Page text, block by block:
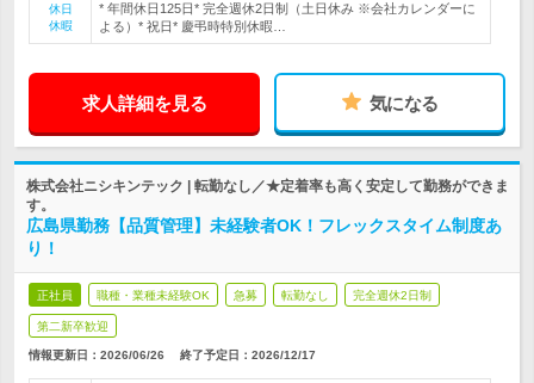
休日
休暇
* 年間休日125日* 完全週休2日制（土日休み ※会社カレンダーに
よる）* 祝日* 慶弔時特別休暇…
求人詳細を見る 気になる
株式会社ニシキンテック | 転勤なし／★定着率も高く安定して勤務ができま
す。
広島県勤務【品質管理】未経験者OK！フレックスタイム制度あ
り！
正社員 職種・業種未経験OK 急募 転勤なし 完全週休2日制
第二新卒歓迎
情報更新日：2026/06/26 終了予定日： 2026/12/17